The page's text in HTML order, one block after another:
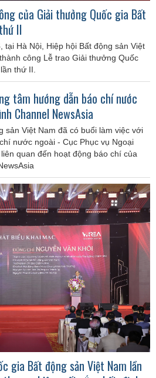
của Giải thưởng Quốc gia Bất
II
tại Hà Nội, Hiệp hội Bất động sản Việt
công Lễ trao Giải thưởng Quốc
thứ II.
tâm hướng dẫn báo chí nước
Channel NewsAsia
sản Việt Nam đã có buổi làm việc với
nước ngoài - Cục Phục vụ Ngoại
quan đến hoạt động báo chí của
gia Bất động sản Việt Nam lần